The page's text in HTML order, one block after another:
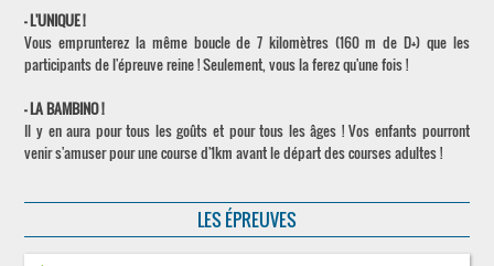
- L'UNIQUE !
Vous emprunterez la même boucle de 7 kilomètres (160 m de D+) que les
participants de l'épreuve reine ! Seulement, vous la ferez qu'une fois !
- LA BAMBINO !
Il y en aura pour tous les goûts et pour tous les âges ! Vos enfants pourront
venir s'amuser pour une course d'1km avant le départ des courses adultes !
LES ÉPREUVES